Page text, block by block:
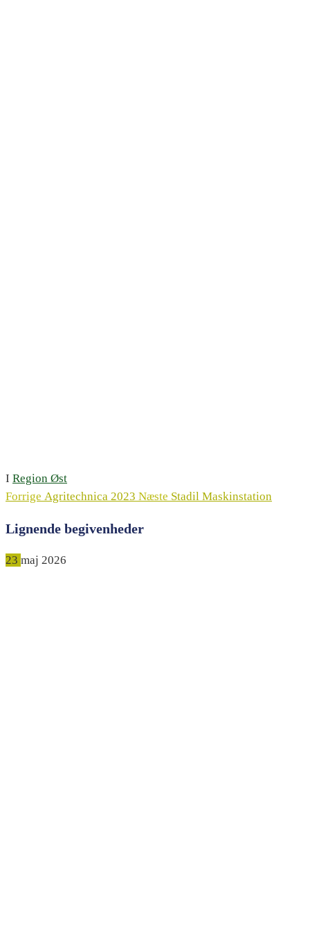
I Region Øst
Forrige Agritechnica 2023 Næste Stadil Maskinstation
Lignende begivenheder
23 maj 2026